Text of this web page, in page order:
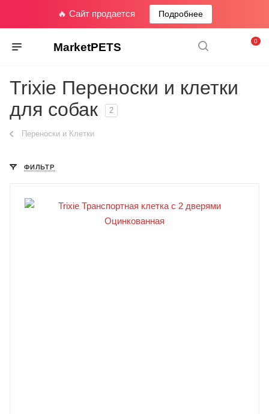
🔥 Сайт продается Подробнее
MarketPETS 0
Trixie Переноски и клетки
для собак
2
Переноски и Клетки
ФИЛЬТР